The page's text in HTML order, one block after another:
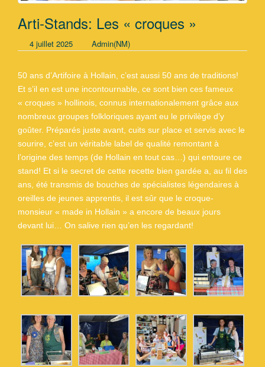
Arti-Stands: Les « croques »
4 juillet 2025 Admin(NM)
50 ans d’Artifoire à Hollain, c’est aussi 50 ans de traditions!
Et s’il en est une incontournable, ce sont bien ces fameux
« croques » hollinois, connus internationalement grâce aux
nombreux groupes folkloriques ayant eu le privilège d’y
goûter. Préparés juste avant, cuits sur place et servis avec le
sourire, c’est un véritable label de qualité remontant à
l’origine des temps (de Hollain en tout cas…) qui entoure ce
stand! Et si le secret de cette recette bien gardée a, au fil des
ans, été transmis de bouches de spécialistes légendaires à
oreilles de jeunes apprentis, il est sûr que le croque-
monsieur « made in Hollain » a encore de beaux jours
devant lui… On salive rien qu’en les regardant!